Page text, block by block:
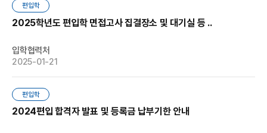
편입학
2025학년도 편입학 면접고사 집결장소 및 대기실 등 ..
입학협력처
2025-01-21
편입학
2024편입 합격자 발표 및 등록금 납부기한 안내